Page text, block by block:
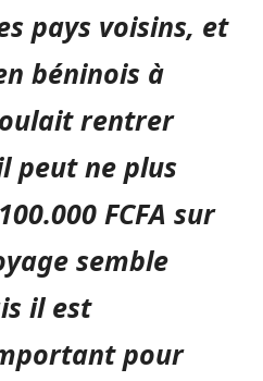
pays voisins, et
béninois à
rentrer
peut ne plus
FCFA sur
semble
il est
pour